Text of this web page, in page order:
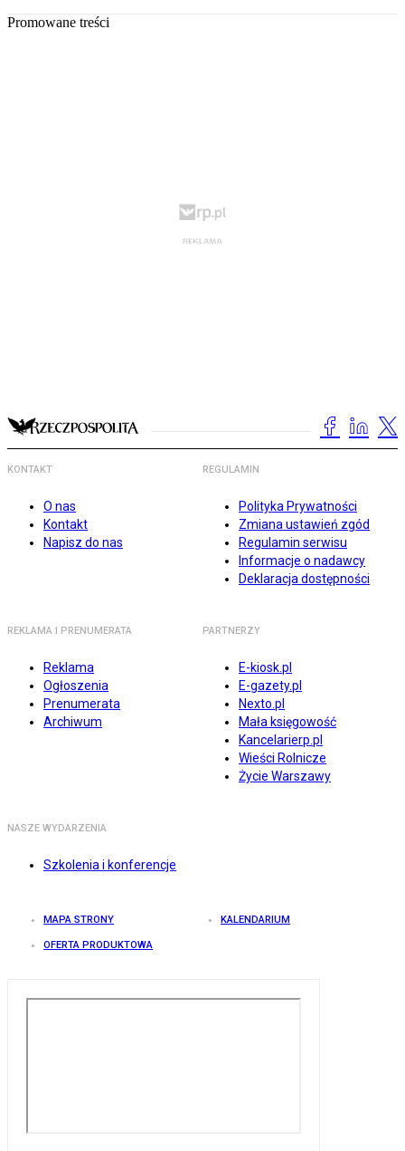
Promowane treści
KONTAKT
O nas
Kontakt
Napisz do nas
REGULAMIN
Polityka Prywatności
Zmiana ustawień zgód
Regulamin serwisu
Informacje o nadawcy
Deklaracja dostępności
REKLAMA I PRENUMERATA
Reklama
Ogłoszenia
Prenumerata
Archiwum
PARTNERZY
E-kiosk.pl
E-gazety.pl
Nexto.pl
Mała księgowość
Kancelarierp.pl
Wieści Rolnicze
Życie Warszawy
NASZE WYDARZENIA
Szkolenia i konferencje
MAPA STRONY KALENDARIUM
OFERTA PRODUKTOWA